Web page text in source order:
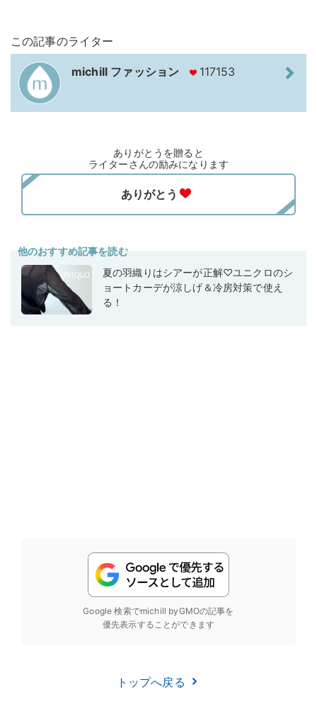
この記事のライター
michill ファッション 117153
ありがとうを贈ると
ライターさんの励みになります
他のおすすめ記事を読む
夏の羽織りはシアーが正解♡ユニクロのシ
ョートカーデが涼しげ＆冷房対策で使え
る！
Google 検索でmichill byGMOの記事を
優先表示することができます
トップへ戻る